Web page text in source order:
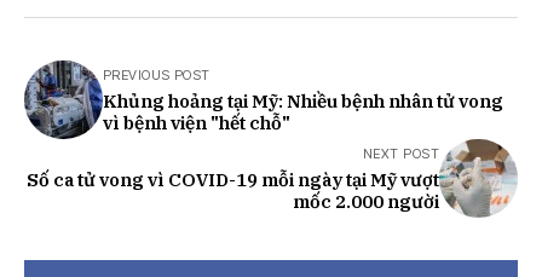
PREVIOUS POST
Khủng hoảng tại Mỹ: Nhiều bệnh nhân tử vong
vì bệnh viện "hết chỗ"
NEXT POST
Số ca tử vong vì COVID-19 mỗi ngày tại Mỹ vượt
mốc 2.000 người